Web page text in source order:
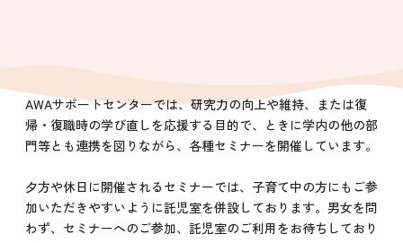
AWAサポートセンターでは、研究力の向上や維持、または復
帰・復職時の学び直しを応援する目的で、ときに学内の他の部
門等とも連携を図りながら、各種セミナーを開催しています。
夕方や休日に開催されるセミナーでは、子育て中の方にもご参
加いただきやすいように託児室を併設しております。男女を問
わず、セミナーへのご参加、託児室のご利用をお待ちしており